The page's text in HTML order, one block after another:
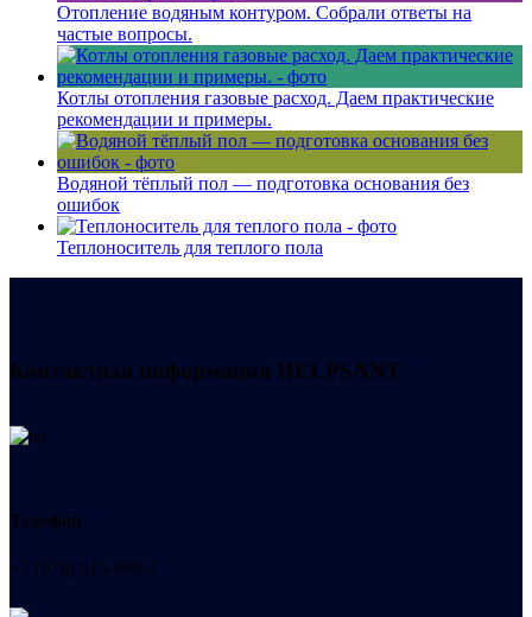
Отопление водяным контуром. Собрали ответы на
частые вопросы.
Котлы отопления газовые расход. Даем практические
рекомендации и примеры.
Водяной тёплый пол — подготовка основания без
ошибок
Теплоноситель для теплого пола
Контактная информация HELPSANT
Телефон
+7 (978) 515-999-7